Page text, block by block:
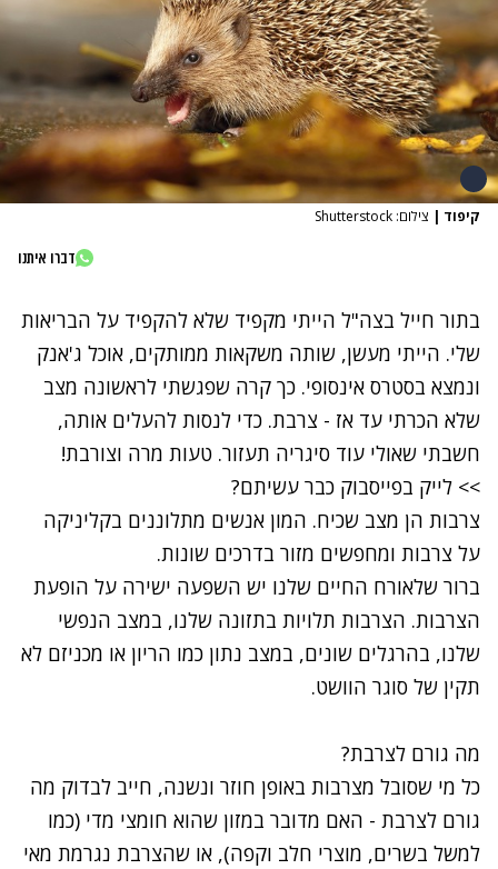
קיפוד | צילום: Shutterstock
דברו איתנו
בתור חייל בצה"ל הייתי מקפיד שלא להקפיד על הבריאות
שלי. הייתי מעשן, שותה משקאות ממותקים, אוכל ג'אנק
ונמצא בסטרס אינסופי. כך קרה שפגשתי לראשונה מצב
שלא הכרתי עד אז - צרבת. כדי לנסות להעלים אותה,
חשבתי שאולי עוד סיגריה תעזור. טעות מרה וצורבת!
>> לייק בפייסבוק כבר עשיתם?
צרבות הן מצב שכיח. המון אנשים מתלוננים בקליניקה
על צרבות ומחפשים מזור בדרכים שונות.
ברור שלאורח החיים שלנו יש השפעה ישירה על הופעת
הצרבות. הצרבות תלויות בתזונה שלנו, במצב הנפשי
שלנו, בהרגלים שונים, במצב נתון כמו הריון או מכניזם לא
תקין של סוגר הוושט.
מה גורם לצרבת?
כל מי שסובל מצרבות באופן חוזר ונשנה, חייב לבדוק מה
גורם לצרבת - האם מדובר במזון שהוא חומצי מדי (כמו
למשל בשרים, מוצרי חלב וקפה), או שהצרבת נגרמת מאי